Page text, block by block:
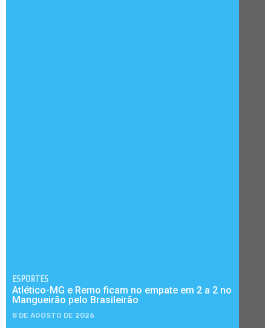
ESPORTES
Atlético-MG e Remo ficam no empate em 2 a 2 no
Mangueirão pelo Brasileirão
8 DE AGOSTO DE 2026